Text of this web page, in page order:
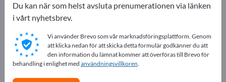
Annonsera gratis på Exportpages!
Behov – Erbjudanden – Begagnade varor –
Affärskontakter >> börja här
Du kan när som helst avsluta prenumerationen via länken
i vårt nyhetsbrev.
Vi använder Brevo som vår marknadsföringsplattform. Genom
att klicka nedan för att skicka detta formulär godkänner du att
den information du lämnat kommer att överföras till Brevo för
behandling i enlighet med användningsvillkoren.